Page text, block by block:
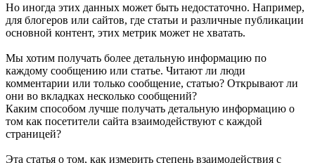
Но иногда этих данных может быть недостаточно. Например,
для блогеров или сайтов, где статьи и различные публикации
основной контент, этих метрик может не хватать.
Мы хотим получать более детальную информацию по
каждому сообщению или статье. Читают ли люди
комментарии или только сообщение, статью? Открывают ли
они во вкладках несколько сообщений?
Каким способом лучше получать детальную информацию о
том как посетители сайта взаимодействуют с каждой
страницей?
Эта статья о том, как измерить степень взаимодействия с